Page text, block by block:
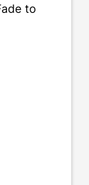
to